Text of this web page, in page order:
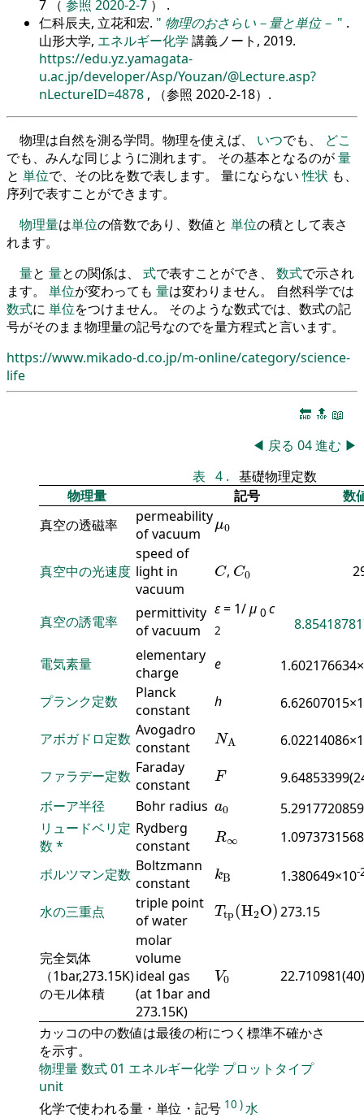
7 （ 参照 2020-2-7 ） .
仁科辰夫, 立花和宏.
物理のおさらい－量と単位－
.
山形大学, エネルギー化学 講義ノート, 2019.
https://edu.yz.yamagata-
u.ac.jp/developer/Asp/Youzan/@Lecture.asp?
nLectureID=4878 , （参照 2020-2-18）.
物理は自然を測る学問。物理を使えば、 いつでも、 どこ
でも、みんな同じように測れます。 その基本となるのが量
と 単位で、その比を数で表します。 量にならない性状 も、
序列で表すことができます。
物理量は単位の倍数であり、数値と 単位の積として表さ
れます。
量と 量との関係は、 式で表すことができ、 数式で示され
ます。 単位が変わっても 量は変わりません。 自然科学では
数式に 単位をつけません。 そのような数式では、数式の記
号がそのまま物理量の記号なのでを量方程式と言います。
https://www.mikado-d.co.jp/m-online/category/science-
life
🔚 🔝 📖
◀ 戻る 04進む ▶
表 4 . 基礎物理定数
物理量
記号
数
真空の透磁率
permeability
of vacuum
μ0
μ0
真空中の光速度
speed of
light in
vacuum
C
C, C0
C0
真空の誘電率
permittivity
of vacuum
ε= 1/μ 0 c
2
電気素量
elementary
charge
e
プランク定数
Planck
constant
h
アボガドロ定数 Avogadro
constant
NA
NA
ファラデー定数 Faraday
constant
F
F
ボーア半径
Bohr radius a0
a0
リュードベリ定
数 *
Rydberg
constant
R∞
R∞
ボルツマン定数 Boltzmann
constant
kB
k 1.380649×10-
水の三重点
triple point
of water
Ttp(H2O)
Ttp(H 2O)273.15
完全気体
（1bar,273.15K)
のモル体積
molar
volume
ideal gas
(at 1bar and
273.15K)
V0
V0 22.710981(40)
カッコの中の数値は最後の桁につく標準不確かさ
を示す。
物理量数式01 エネルギー化学 プロットタイプ
unit
化学で使われる量・単位・記号 10 )水